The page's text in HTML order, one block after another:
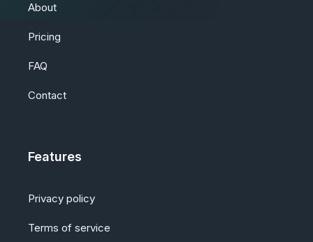
About
Pricing
FAQ
Contact
Features
Privacy policy
Terms of service